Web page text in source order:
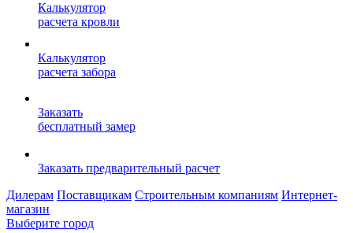
Калькулятор
расчета кровли
Калькулятор
расчета забора
Заказать
бесплатный замер
Заказать предварительный расчет
Дилерам Поставщикам Строительным компаниям Интернет-
магазин
Выберите город